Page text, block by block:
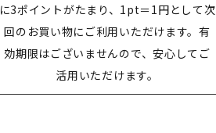
に3ポイントがたまり、1pt＝1円として次
回のお買い物にご利用いただけます。有
効期限はございませんので、安心してご
活用いただけます。